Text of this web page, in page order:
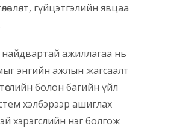
гүйцэтгэлийн явцаа
найдвартай ажиллагаа нь
энгийн ажлын жагсаалт
болон багийн үйл
хэлбэрээр ашиглах
хэрэгслийн нэг болгож